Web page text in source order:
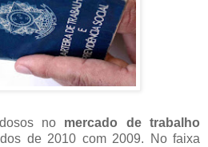
no mercado de trabalho
de 2010 com 2009. No faixa